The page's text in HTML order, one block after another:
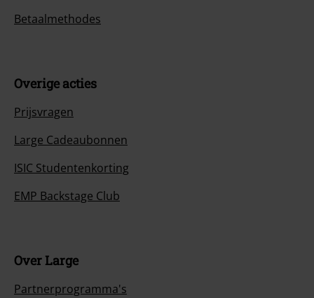
Betaalmethodes
Overige acties
Prijsvragen
Large Cadeaubonnen
ISIC Studentenkorting
EMP Backstage Club
Over Large
Partnerprogramma's